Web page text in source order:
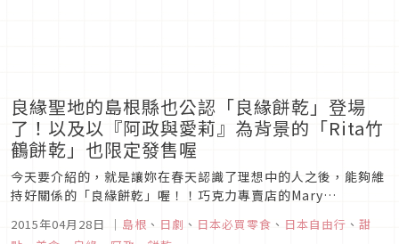
良緣聖地的島根縣也公認「良緣餅乾」登場
了！以及以『阿政與愛莉』為背景的「Rita竹
鶴餅乾」也限定發售喔
今天要介紹的，就是讓妳在春天認識了理想中的人之後，能夠維
持好關係的「良緣餅乾」喔！！巧克力專賣店的Mary
緣餅乾（Mary’s Goen Cookies)）。這是可以幫妳招良縁的
2015年04月28日 ｜ 島根 、 日劇 、 日本必買零食 、 日本自由行 、 甜